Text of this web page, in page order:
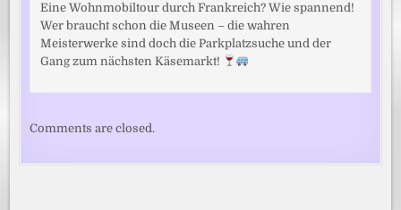
Eine Wohnmobiltour durch Frankreich? Wie spannend!
Wer braucht schon die Museen – die wahren
Meisterwerke sind doch die Parkplatzsuche und der
Gang zum nächsten Käsemarkt!
Comments are closed.